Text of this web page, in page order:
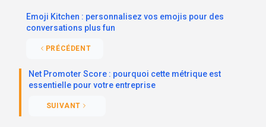
Emoji Kitchen : personnalisez vos emojis pour des
conversations plus fun
PRÉCÉDENT
Net Promoter Score : pourquoi cette métrique est
essentielle pour votre entreprise
SUIVANT